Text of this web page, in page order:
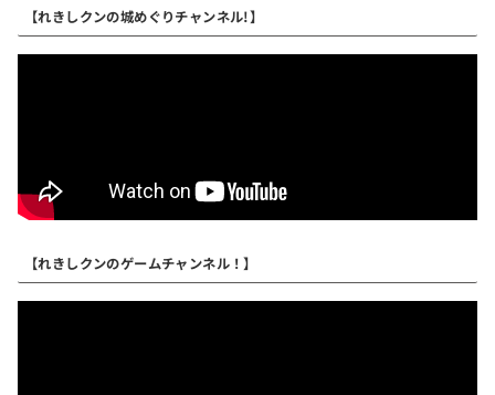
【れきしクンの城めぐりチャンネル!】
【れきしクンのゲームチャンネル！】